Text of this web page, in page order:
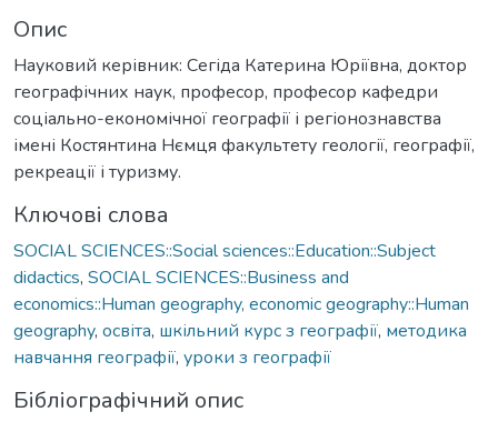
Опис
Науковий керівник: Сегіда Катерина Юріївна, доктор
географічних наук, професор, професор кафедри
соціально-економічної географії і регіонознавства
імені Костянтина Нємця факультету геології, географії,
рекреації і туризму.
Ключові слова
SOCIAL SCIENCES::Social sciences::Education::Subject
didactics, SOCIAL SCIENCES::Business and
economics::Human geography, economic geography::Human
geography, освіта, шкільний курс з географії, методика
навчання географії, уроки з географії
Бібліографічний опис